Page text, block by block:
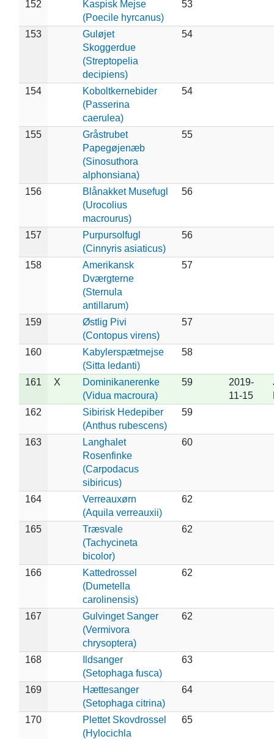
152
Kaspisk Mejse
(Poecile hyrcanus)
53
153
Guløjet
Skoggerdue
(Streptopelia
decipiens)
54
154
Koboltkernebider
(Passerina
caerulea)
54
155
Gråstrubet
Papegøjenæb
(Sinosuthora
alphonsiana)
55
156
Blånakket Musefugl
(Urocolius
macrourus)
56
157
Purpursolfugl
(Cinnyris asiaticus)
56
158
Amerikansk
Dværgterne
(Sternula
antillarum)
57
159
Østlig Pivi
(Contopus virens)
57
160
Kabylerspætmejse
(Sitta ledanti)
58
161 X
Dominikanerenke
(Vidua macroura)
59
2019-
11-15
162
Sibirisk Hedepiber
(Anthus rubescens)
59
163
Langhalet
Rosenfinke
(Carpodacus
sibiricus)
60
164
Verreauxørn
(Aquila verreauxii)
62
165
Træsvale
(Tachycineta
bicolor)
62
166
Kattedrossel
(Dumetella
carolinensis)
62
167
Gulvinget Sanger
(Vermivora
chrysoptera)
62
168
Ildsanger
(Setophaga fusca)
63
169
Hættesanger
(Setophaga citrina)
64
170
Plettet Skovdrossel
(Hylocichla
65